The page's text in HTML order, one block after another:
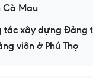
Mau
tác xây dựng Đảng
viên ở Phú Thọ